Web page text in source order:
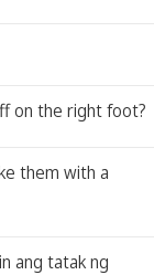
on the right foot?
them with a
ang tatak ng